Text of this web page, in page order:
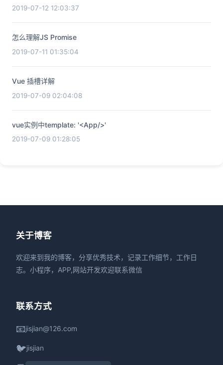
2019-07-12 12:03:37
怎么理解JS Promise
2019-07-11 01:35:04
Vue 插槽详解
2019-07-09 02:04:08
vue实例中template: '<App/>'
2019-07-09 01:28:05
关于博客
欢迎来到我的博客，分享优秀技术，记录工作细节，工作日
志。小程序，APP,网站开发欢迎联系微信
联系方式
📧jisjian@126.com
🐦jisjian